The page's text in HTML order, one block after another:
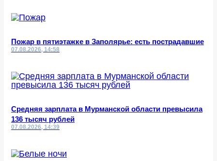
Пожар в пятиэтажке в Заполярье: есть пострадавшие
07.08.2026, 14:58
Средняя зарплата в Мурманской области превысила
136 тысяч рублей
07.08.2026, 14:39